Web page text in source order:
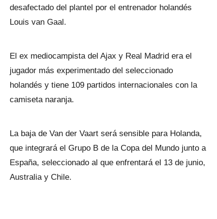
desafectado del plantel por el entrenador holandés
Louis van Gaal.
El ex mediocampista del Ajax y Real Madrid era el
jugador más experimentado del seleccionado
holandés y tiene 109 partidos internacionales con la
camiseta naranja.
La baja de Van der Vaart será sensible para Holanda,
que integrará el Grupo B de la Copa del Mundo junto a
España, seleccionado al que enfrentará el 13 de junio,
Australia y Chile.